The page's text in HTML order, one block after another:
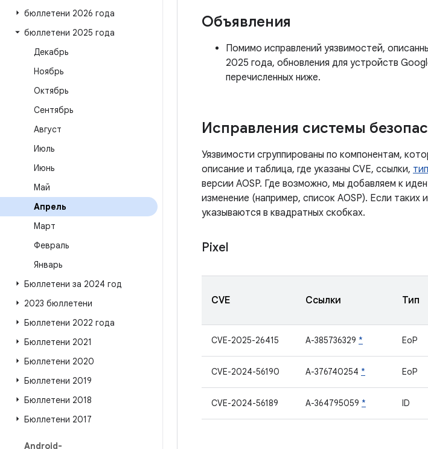
бюллетени 2026 года
бюллетени 2025 года
Декабрь
Ноябрь
Октябрь
Сентябрь
Август
Июль
Июнь
Май
Апрель
Март
Февраль
Январь
Бюллетени за 2024 год
2023 бюллетени
Бюллетени 2022 года
Бюллетени 2021
Бюллетени 2020
Бюллетени 2019
Бюллетени 2018
Бюллетени 2017
Android-
Объявления
Помимо исправлений уязвимостей,
2025 года, обновления для устройств
перечисленных ниже.
Исправления системы
Уязвимости сгруппированы по компонентам,
описание и таблица, где указаны CVE, ссылки,
версии AOSP. Где возможно, мы добавляем к
изменение (например, список AOSP). Если таких
указываются в квадратных скобках.
Pixel
CVE Ссылки Тип
CVE-2025-26415 A-385736329 * EoP
CVE-2024-56190 A-376740254 * EoP
CVE-2024-56189 A-364795059 * ID